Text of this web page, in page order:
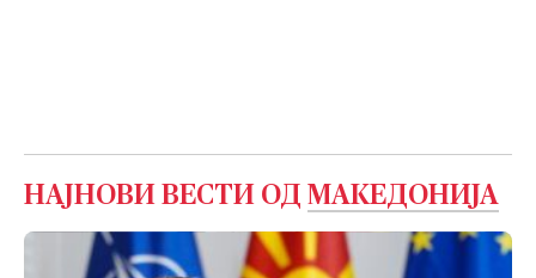
НАЈНОВИ ВЕСТИ ОД МАКЕДОНИЈА